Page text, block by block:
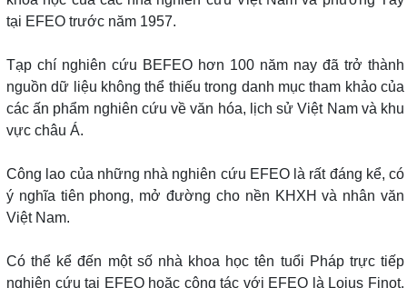
tại EFEO trước năm 1957.
Tạp chí nghiên cứu BEFEO hơn 100 năm nay đã trở thành
nguồn dữ liệu không thể thiếu trong danh mục tham khảo của
các ấn phẩm nghiên cứu về văn hóa, lịch sử Việt Nam và khu
vực châu Á.
Công lao của những nhà nghiên cứu EFEO là rất đáng kể, có
ý nghĩa tiên phong, mở đường cho nền KHXH và nhân văn
Việt Nam.
Có thể kể đến một số nhà khoa học tên tuổi Pháp trực tiếp
nghiên cứu tại EFEO hoặc cộng tác với EFEO là Loius Finot,